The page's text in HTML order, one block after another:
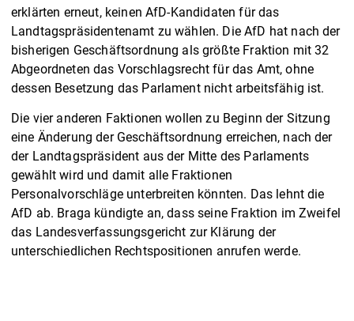
erklärten erneut, keinen AfD-Kandidaten für das
Landtagspräsidentenamt zu wählen. Die AfD hat nach der
bisherigen Geschäftsordnung als größte Fraktion mit 32
Abgeordneten das Vorschlagsrecht für das Amt, ohne
dessen Besetzung das Parlament nicht arbeitsfähig ist.
Die vier anderen Faktionen wollen zu Beginn der Sitzung
eine Änderung der Geschäftsordnung erreichen, nach der
der Landtagspräsident aus der Mitte des Parlaments
gewählt wird und damit alle Fraktionen
Personalvorschläge unterbreiten könnten. Das lehnt die
AfD ab. Braga kündigte an, dass seine Fraktion im Zweifel
das Landesverfassungsgericht zur Klärung der
unterschiedlichen Rechtspositionen anrufen werde.